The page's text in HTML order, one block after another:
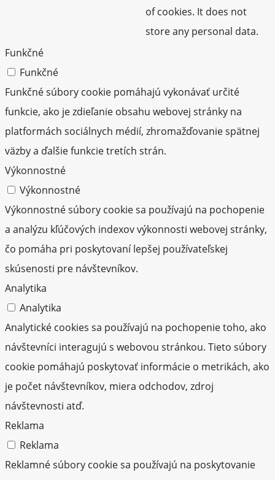
of cookies. It does not
store any personal data.
Funkčné
Funkčné
Funkčné súbory cookie pomáhajú vykonávať určité
funkcie, ako je zdieľanie obsahu webovej stránky na
platformách sociálnych médií, zhromažďovanie spätnej
väzby a ďalšie funkcie tretích strán.
Výkonnostné
Výkonnostné
Výkonnostné súbory cookie sa používajú na pochopenie
a analýzu kľúčových indexov výkonnosti webovej stránky,
čo pomáha pri poskytovaní lepšej používateľskej
skúsenosti pre návštevníkov.
Analytika
Analytika
Analytické cookies sa používajú na pochopenie toho, ako
návštevníci interagujú s webovou stránkou. Tieto súbory
cookie pomáhajú poskytovať informácie o metrikách, ako
je počet návštevníkov, miera odchodov, zdroj
návštevnosti atď.
Reklama
Reklama
Reklamné súbory cookie sa používajú na poskytovanie